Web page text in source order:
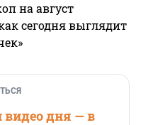
на август
сегодня выглядит
дня — в